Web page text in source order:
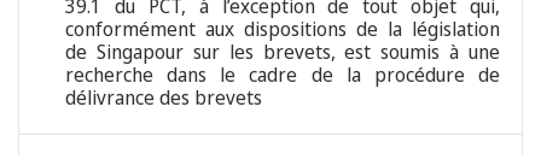
39.1 du PCT, à l’exception de tout objet qui,
conformément aux dispositions de la législation
de Singapour sur les brevets, est soumis à une
recherche dans le cadre de la procédure de
délivrance des brevets